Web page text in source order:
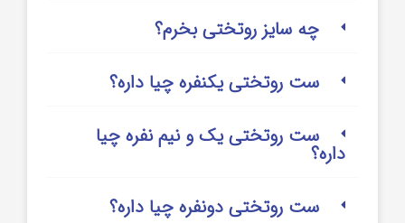
چه سایز روتختی بخرم؟
ست روتختی یکنفره چیا داره؟
ست روتختی یک و نیم نفره چیا
داره؟
ست روتختی دونفره چیا داره؟